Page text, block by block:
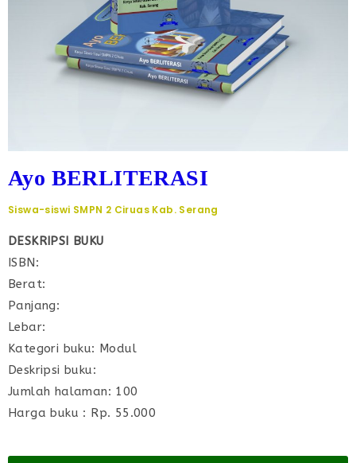
Ayo BERLITERASI
Siswa-siswi SMPN 2 Ciruas Kab. Serang
DESKRIPSI BUKU
ISBN:
Berat:
Panjang:
Lebar:
Kategori buku: Modul
Deskripsi buku:
Jumlah halaman: 100
Harga buku : Rp. 55.000